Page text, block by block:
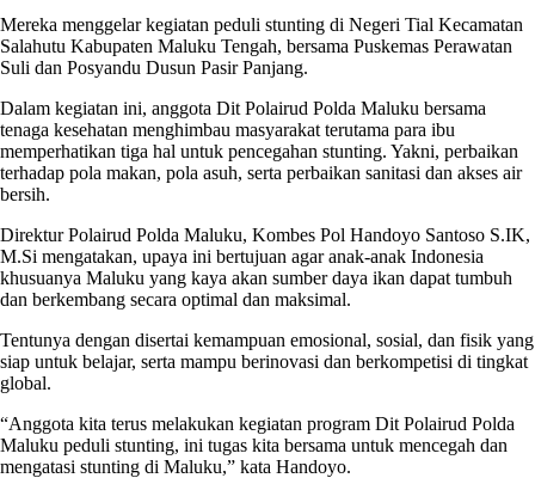
Mereka menggelar kegiatan peduli stunting di Negeri Tial Kecamatan
Salahutu Kabupaten Maluku Tengah, bersama Puskemas Perawatan
Suli dan Posyandu Dusun Pasir Panjang.
Dalam kegiatan ini, anggota Dit Polairud Polda Maluku bersama
tenaga kesehatan menghimbau masyarakat terutama para ibu
memperhatikan tiga hal untuk pencegahan stunting. Yakni, perbaikan
terhadap pola makan, pola asuh, serta perbaikan sanitasi dan akses air
bersih.
Direktur Polairud Polda Maluku, Kombes Pol Handoyo Santoso S.IK,
M.Si mengatakan, upaya ini bertujuan agar anak-anak Indonesia
khusuanya Maluku yang kaya akan sumber daya ikan dapat tumbuh
dan berkembang secara optimal dan maksimal.
Tentunya dengan disertai kemampuan emosional, sosial, dan fisik yang
siap untuk belajar, serta mampu berinovasi dan berkompetisi di tingkat
global.
“Anggota kita terus melakukan kegiatan program Dit Polairud Polda
Maluku peduli stunting, ini tugas kita bersama untuk mencegah dan
mengatasi stunting di Maluku,” kata Handoyo.